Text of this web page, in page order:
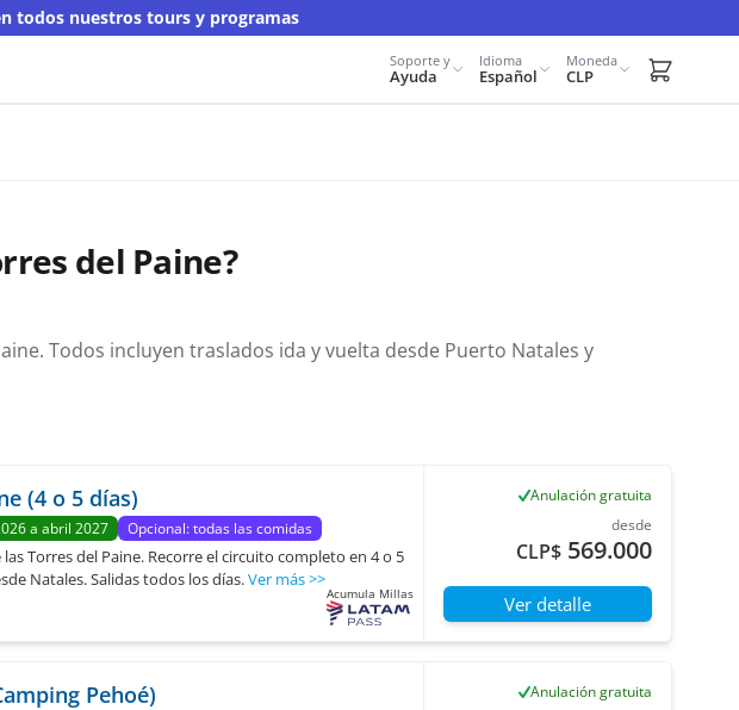
todos nuestros tours y programas
Soporte y
Ayuda
Idioma
Español
Moneda
CLP Carrito
del Paine?
Todos incluyen traslados ida y vuelta desde Puerto Natales y
Acumula Millas
(4 o 5 días)
a abril 2027 Opcional: todas las comidas
Torres del Paine. Recorre el circuito completo en 4 o 5
Natales. Salidas todos los días.Ver más>>
Anulación gratuita
desde
CLP$ 569.000
Ver detalle
Pehoé) Anulación gratuita